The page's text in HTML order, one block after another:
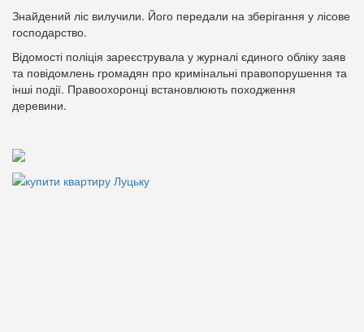
Знайдений ліс вилучили. Його передали на зберігання у лісове
господарство.
Відомості поліція зареєструвала у журналі єдиного обліку заяв
та повідомлень громадян про кримінальні правопорушення та
інші події. Правоохоронці встановлюють походження
деревини.